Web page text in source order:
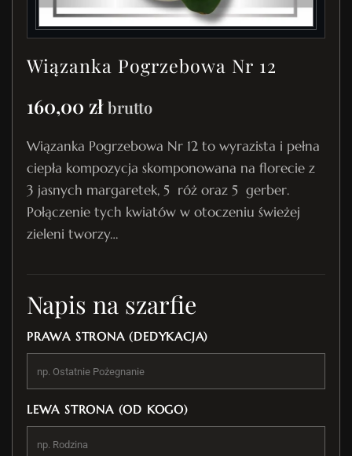
Wiązanka Pogrzebowa Nr 12
160,00 zł brutto
Wiązanka Pogrzebowa Nr 12 to wyrazista i pełna
ciepła kompozycja skomponowana na florecie z
3 jasnych margaretek, 5 róż oraz 5 gerber.
Połączenie tych kwiatów w otoczeniu świeżej
zieleni tworzy…
Napis na szarfie
PRAWA STRONA (DEDYKACJA)
LEWA STRONA (OD KOGO)